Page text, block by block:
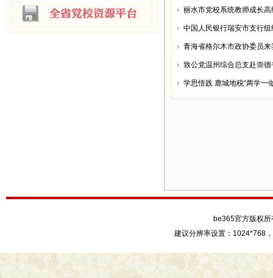
丽水市党校系统教师成长高
中国人民银行瑞安市支行组
青海省格尔木市政协委员来
致公党温州综合总支赴崇德
学思悟践 鹿城地税“两学一
be365官方版权
建议分辨率设置：1024*768